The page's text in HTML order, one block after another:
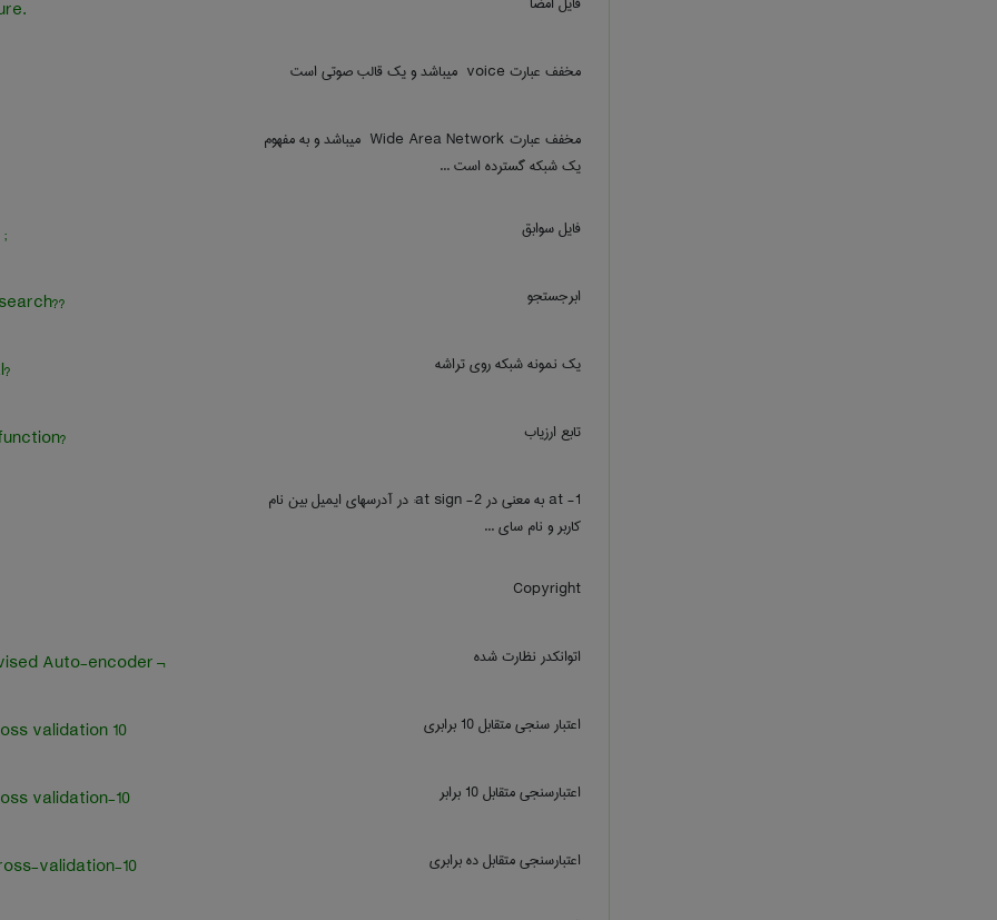
.signature
مخفف عبارت ‎ voice میباشد و یک قالب صوتی است
مخفف عبارت ‎ Wide Area Network میباشد و به مفهوم
یک شبکه گسترده است ...
فایل سوابق ; log file
ابرجستجو ??meta-search
یک نمونه شبکه روی تراشه ?thereal
تابع ارزیاب ?tness function
1- at به معنی در 2- at sign: در آدرسهای ایمیل بین نام
کاربر و نام سای ...
Copyright
اتوانکدر نظارت شده ¬ Supervised Auto-encoder
اعتبار سنجی متقابل 10 برابری 10 fold cross validation
اعتبارسنجی متقابل 10 برابر 10-fold cross validation
اعتبارسنجی متقابل ده برابری 10-fold-cross-validation